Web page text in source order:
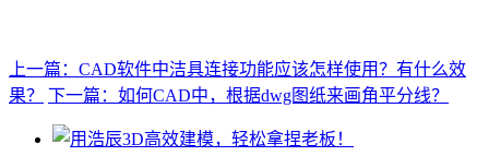
上一篇：CAD软件中洁具连接功能应该怎样使用？有什么效
果？
下一篇：如何CAD中，根据dwg图纸来画角平分线？